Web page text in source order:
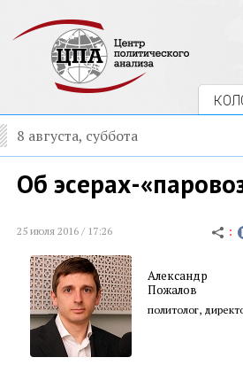
8 августа, суббота
Об эсерах-
25 июля 2016 / 17:26
Александр
Пожалов
политолог,